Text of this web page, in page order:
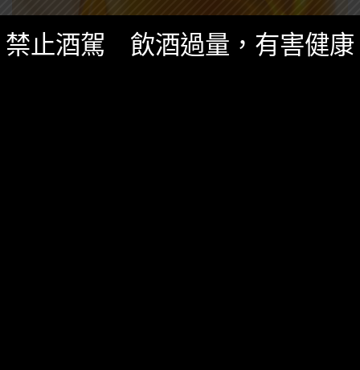
禁止酒駕 飲酒過量，有害健康